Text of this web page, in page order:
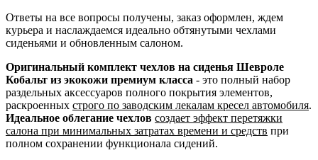
Ответы на все вопросы получены, заказ оформлен, ждем
курьера и наслаждаемся идеально обтянутыми чехлами
сиденьями и обновленным салоном.
Оригинальный комплект чехлов на сиденья Шевроле
Кобальт из экокожи премиум класса - это полный набор
раздельных аксессуаров полного покрытия элементов,
раскроенных строго по заводским лекалам кресел автомобиля.
Идеальное облегание чехлов создает эффект перетяжки
салона при минимальных затратах времени и средств при
полном сохранении функционала сидений.